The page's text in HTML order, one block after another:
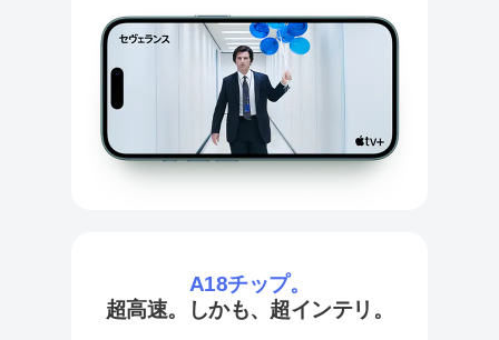
A18チップ。
超高速。しかも、超インテリ。